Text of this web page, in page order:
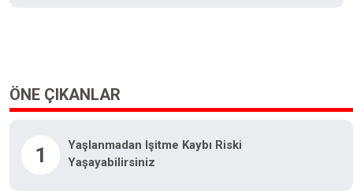
ÖNE ÇIKANLAR
1
Yaşlanmadan Işitme Kaybı Riski
Yaşayabilirsiniz